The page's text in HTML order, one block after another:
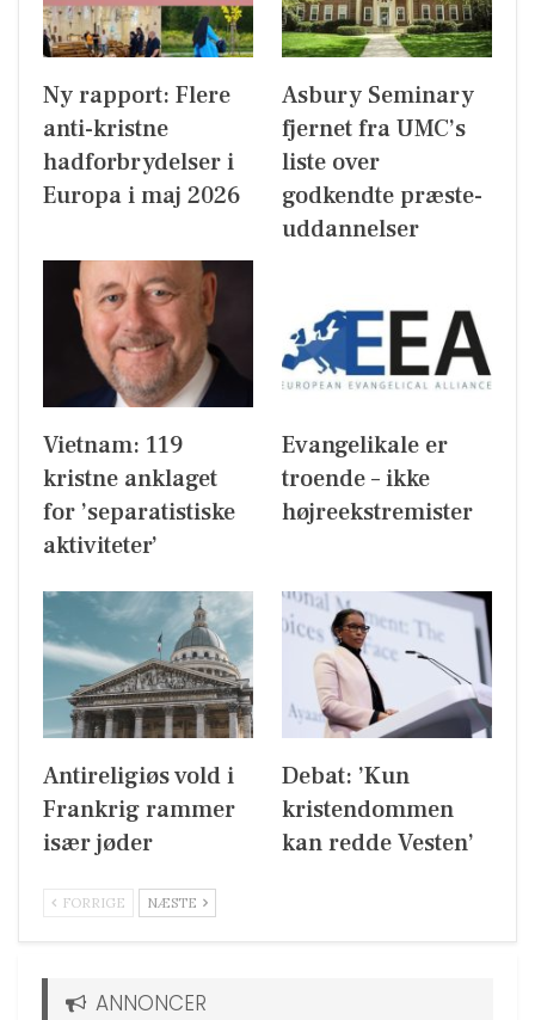
Ny rapport: Flere
anti-kristne
hadforbrydelser i
Europa i maj 2026
Asbury Seminary
fjernet fra UMC’s
liste over
godkendte præste-
uddannelser
Vietnam: 119
kristne anklaget
for ’separatistiske
aktiviteter’
Evangelikale er
troende – ikke
højreekstremister
Antireligiøs vold i
Frankrig rammer
især jøder
Debat: ’Kun
kristendommen
kan redde Vesten’
FORRIGE NÆSTE
ANNONCER